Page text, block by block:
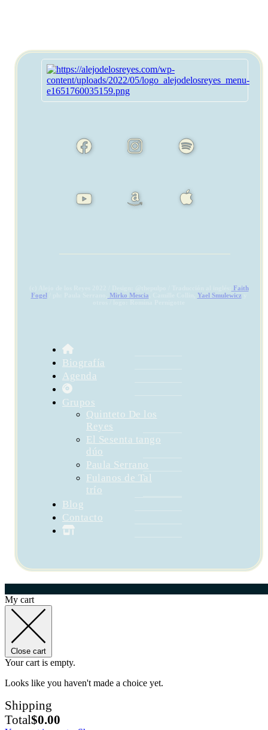
Faith
Fogel
Mirko Mescia Yael Smulewiczy
Biografía
Agenda
Grupos
Quinteto De los
Reyes
El Sesenta tango
dúo
Paula Serrano
Fulanos de Tal
trío
Blog
Contacto
My cart
Close cart
Your cart is empty.
Looks like you haven't made a choice yet.
Shipping
Total$0.00